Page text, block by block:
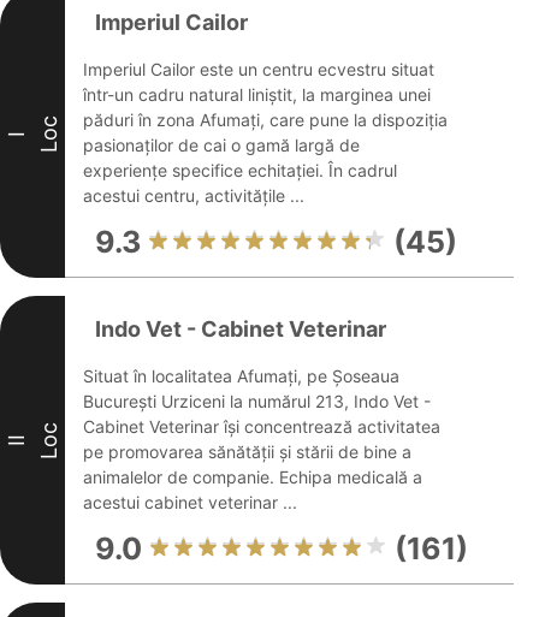
I Loc
Imperiul Cailor
Imperiul Cailor este un centru ecvestru situat
într-un cadru natural liniștit, la marginea unei
păduri în zona Afumați, care pune la dispoziția
pasionaților de cai o gamă largă de
experiențe specifice echitației. În cadrul
acestui centru, activitățile ...
9.3 (45)
II Loc
Indo Vet - Cabinet Veterinar
Situat în localitatea Afumați, pe Șoseaua
București Urziceni la numărul 213, Indo Vet -
Cabinet Veterinar își concentrează activitatea
pe promovarea sănătății și stării de bine a
animalelor de companie. Echipa medicală a
acestui cabinet veterinar ...
9.0 (161)